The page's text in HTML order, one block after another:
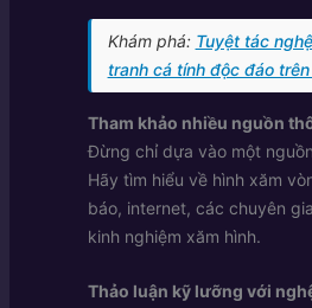
Khám phá: Tuyệt tác
tranh cá tính độc đáo
Tham khảo nhiều nguồn
Đừng chỉ dựa vào một
Hãy tìm hiểu về hình xăm
báo, internet, các chuyên
kinh nghiệm xăm hình.
Thảo luận kỹ lưỡng với